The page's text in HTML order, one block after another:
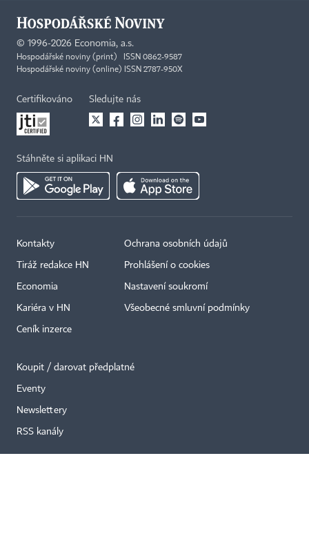
© 1996-2026 Economia, a.s.
Hospodářské noviny (print) ISSN 0862-9587
Hospodářské noviny (online) ISSN 2787-950X
Certifikováno Sledujte nás
Stáhněte si aplikaci HN
Kontakty
Tiráž redakce HN
Economia
Kariéra v HN
Ceník inzerce
Ochrana osobních údajů
Prohlášení o cookies
Nastavení soukromí
Všeobecné smluvní podmínky
Koupit / darovat předplatné
Eventy
Newslettery
RSS kanály